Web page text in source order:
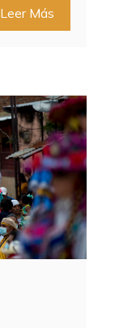
Leer Más